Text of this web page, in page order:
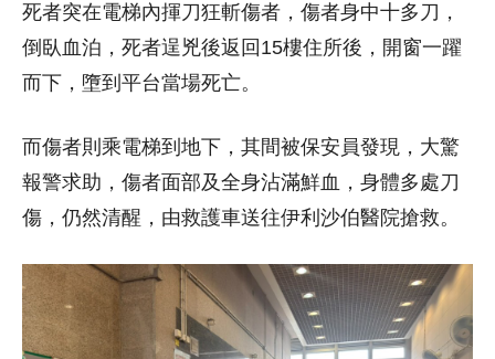
死者突在電梯內揮刀狂斬傷者，傷者身中十多刀，
倒臥血泊，死者逞兇後返回15樓住所後，開窗一躍
而下，墮到平台當場死亡。
而傷者則乘電梯到地下，其間被保安員發現，大驚
報警求助，傷者面部及全身沾滿鮮血，身體多處刀
傷，仍然清醒，由救護車送往伊利沙伯醫院搶救。